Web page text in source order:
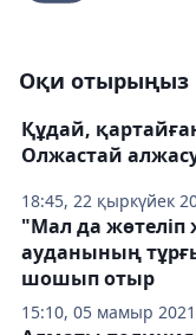
Оқи отырыңыз
18:45, 22 қыркүйек
Құдай,
Олжастай
15:10, 05 мамыр 2021
"Мал да
ауданының
шошып отыр